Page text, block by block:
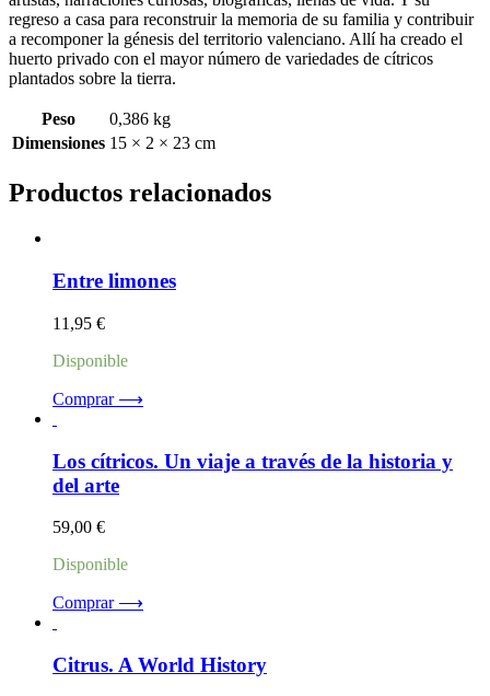
regreso a casa para reconstruir la memoria de su familia y contribuir
a recomponer la génesis del territorio valenciano. Allí ha creado el
huerto privado con el mayor número de variedades de cítricos
plantados sobre la tierra.
Peso
0,386 kg
Dimensiones 15 × 2 × 23 cm
Productos relacionados
Entre limones
11,95 €
Disponible
Comprar ⟶
Los cítricos. Un viaje a través de la historia y
del arte
59,00 €
Disponible
Comprar ⟶
Citrus. A World History